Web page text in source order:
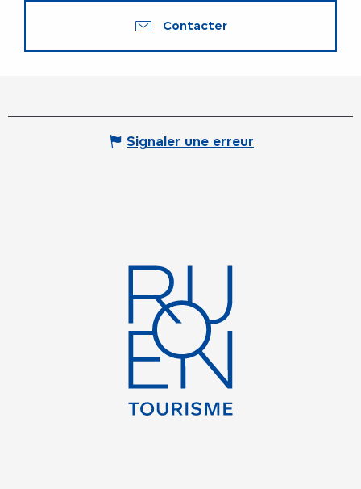
Contacter
Signaler une erreur